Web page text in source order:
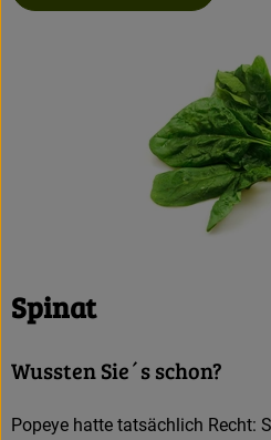
Spinat
Wussten Sie´s schon?
Popeye hatte tatsächlich Recht: